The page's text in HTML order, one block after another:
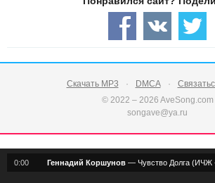
Скачать MP3 DMCA
© 2022 – 2026 AveSong.com
songave@ya.ru
0:00 Геннадий Коршунов — Чувство Долга (ИЧЖ